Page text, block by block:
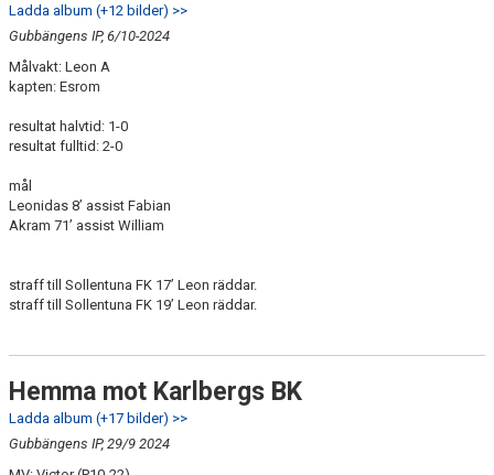
Ladda album (+12 bilder) >>
Gubbängens IP, 6/10-2024
Målvakt: Leon A
kapten: Esrom
resultat halvtid: 1-0
resultat fulltid: 2-0
mål
Leonidas 8’ assist Fabian
Akram 71’ assist William
straff till Sollentuna FK 17’ Leon räddar.
straff till Sollentuna FK 19’ Leon räddar.
Hemma mot Karlbergs BK
Ladda album (+17 bilder) >>
Gubbängens IP, 29/9 2024